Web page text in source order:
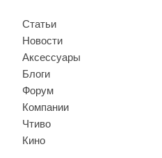
Статьи
Новости
Аксессуары
Блоги
Форум
Компании
Чтиво
Кино